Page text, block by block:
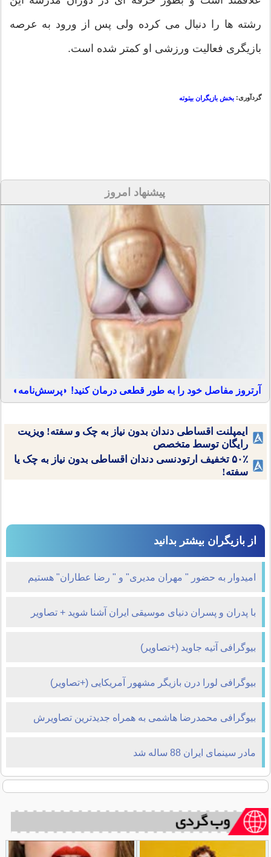
رشته ها را دنبال می کرده ولی پس از ورود به عرصه
بازیگری فعالیت ورزشی او کمتر شده است.
گردآوری: بخش بازیگران بیتوته
پیشنهاد امروز
آرتروز مفاصل خود را به طور قطعی درمان کنید! ◗پرسش‌نامه◖
ایمپلنت اقساطی دندان بدون نیاز به چک و سفته! ویزیت
رایگان توسط متخصص
۵۰٪ تخفیف ارتودنسی دندان اقساطی بدون نیاز به چک یا
سفته!
از بازیگران بیشتر بدانید
امیدوار به حضور " مهران مدیری" و " رضا عطاران" هستیم
با پدران و پسران دنیای موسیقی ایران آشنا شوید + تصاویر
بیوگرافی آتیه جاوید (+تصاویر)
بیوگرافی لورا درن بازیگر مشهور آمریکایی (+تصاویر)
بیوگرافی محمدرضا هاشمی به همراه جدیدترین تصاویرش
مادر سینمای ایران 88 ساله شد